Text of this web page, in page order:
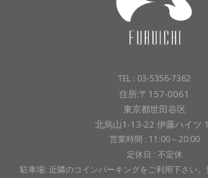
TEL : 03-5356-7362
住所:〒157-0061
東京都世田谷区
北烏山1-13-22 伊藤ハイツ
営業時間 : 11:00～20:00
定休日 : 不定休
駐車場: 近隣のコインパーキングをご利用下さい